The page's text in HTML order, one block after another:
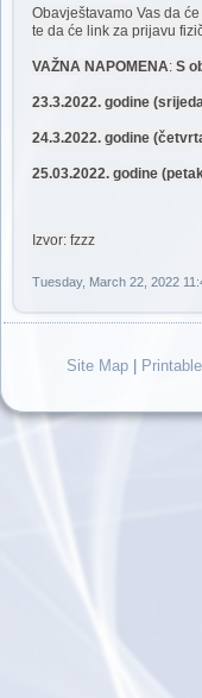
Obavještavamo Vas da
te da će link za prijavu
VAŽNA NAPOMENA: S
23.3.2022. godine
24.3.2022. godine
25.03.2022. godine
Izvor: fzzz
Tuesday, March 22, 2022
Site Map